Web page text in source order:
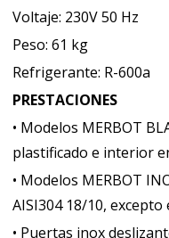
Voltaje: 230V 50 Hz
Peso: 61 kg
Refrigerante: R-600a
PRESTACIONES
• Modelos MERBOT
plastificado e interior
• Modelos MERBOT
AISI304 18/10,
• Puertas inox